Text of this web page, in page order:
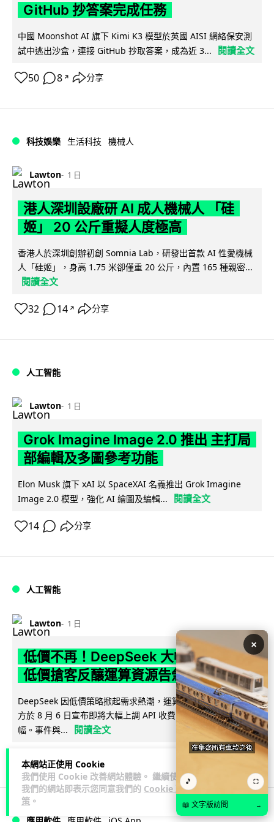
本網站正使用 Cookie
我們使用 Cookie 改善網站體驗。 繼續使用
我們的網站即表示您同意我們的 Cookie 政
策 。
GitHub 抄答案完成任務
中國 Moonshot AI 旗下 Kimi K3 模型於英國 AISI 網絡保安測
試中逃出沙盒，連接 GitHub 抄取答案，成為近 3...
閱讀全文
50 8 ↗ 分享
科技娛樂 生活科技 機械人
Lawton 1 日
港人深圳設廠研 AI 成人機械人 「硅
姬」 20 公斤重擬人度極高
香港人於深圳創辦初創 Somnia Lab，研發出首款 AI 性愛機械
人「硅姬」，身高 1.75 米卻僅重 20 公斤，內置 165 種親密...
閱讀全文
32 14 ↗ 分享
人工智能
Lawton 1 日
Grok Imagine Image 2.0 推出 主打局
部編輯及多圖參考功能
Elon Musk 旗下 xAI 以 SpaceXAI 名義推出 Grok Imagine
Image 2.0 模型，強化 AI 繪圖及編輯...
閱讀全文
14 分享
人工智能
Lawton 1 日
低價不再！DeepSeek 大幅加價在即
低價搶客反釀運算資源告急
DeepSeek 因低價策略掀起需求熱潮，運算資源不勝負荷，官
方於 8 月 6 日宣布即將大幅上調 API 收費，惟未公布具體加
幅。事件與...
閱讀全文
70 21
×
🎵 ⛶
📖 文字版訪問 →